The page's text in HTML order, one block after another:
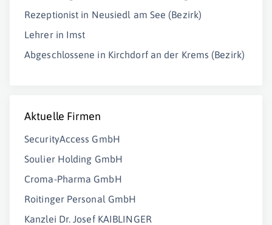
Rezeptionist in Neusiedl am See (Bezirk)
Lehrer in Imst
Abgeschlossene in Kirchdorf an der Krems (Bezirk)
Aktuelle Firmen
SecurityAccess GmbH
Soulier Holding GmbH
Croma-Pharma GmbH
Roitinger Personal GmbH
Kanzlei Dr. Josef KAIBLINGER